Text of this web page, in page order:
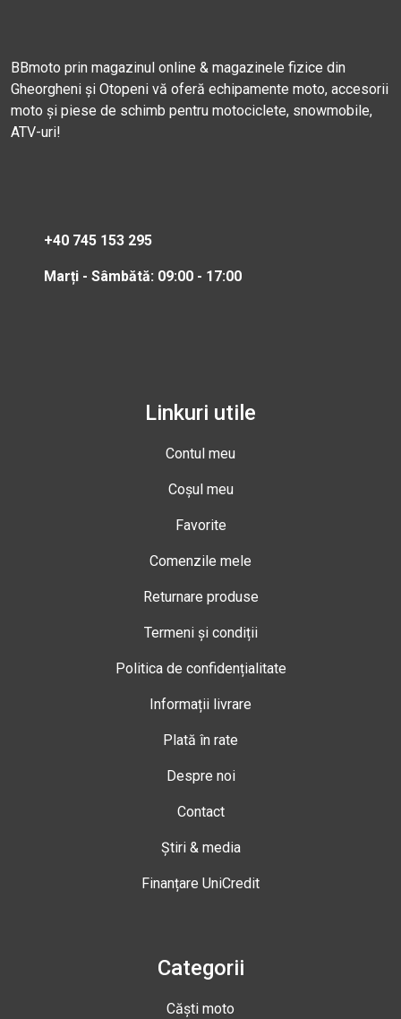
BBmoto prin magazinul online & magazinele fizice din
Gheorgheni și Otopeni vă oferă echipamente moto, accesorii
moto și piese de schimb pentru motociclete, snowmobile,
ATV-uri!
+40 745 153 295
Marți - Sâmbătă: 09:00 - 17:00
Linkuri utile
Contul meu
Coșul meu
Favorite
Comenzile mele
Returnare produse
Termeni și condiții
Politica de confidențialitate
Informații livrare
Plată în rate
Despre noi
Contact
Știri & media
Finanțare UniCredit
Categorii
Căști moto